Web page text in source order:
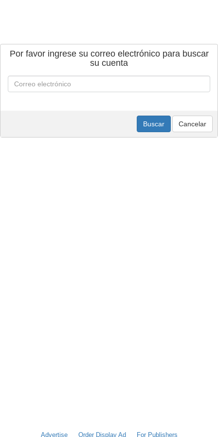
Por favor ingrese su correo electrónico para buscar
su cuenta
Buscar Cancelar
Advertise Order Display Ad For Publishers